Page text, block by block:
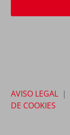
AVISO LEGAL |
DE COOKIES